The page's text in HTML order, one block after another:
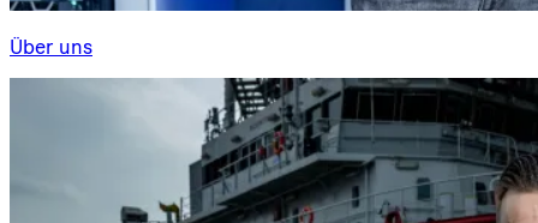
Über uns